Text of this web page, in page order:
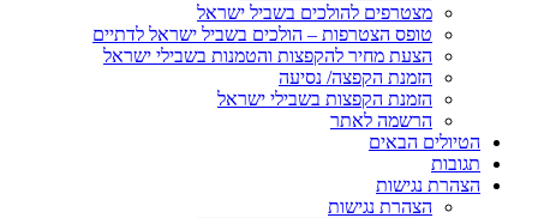
מצטרפים להולכים בשביל ישראל
טופס הצטרפות – הולכים בשביל ישראל לדתיים
הצעת מחיר להקפצות והטמנות בשבילי ישראל
הזמנת הקפצה/ נסיעה
הזמנת הקפצות בשבילי ישראל
הרשמה לאתר
הטיולים הבאים
תגובות
הצהרת נגישות
הצהרת נגישות